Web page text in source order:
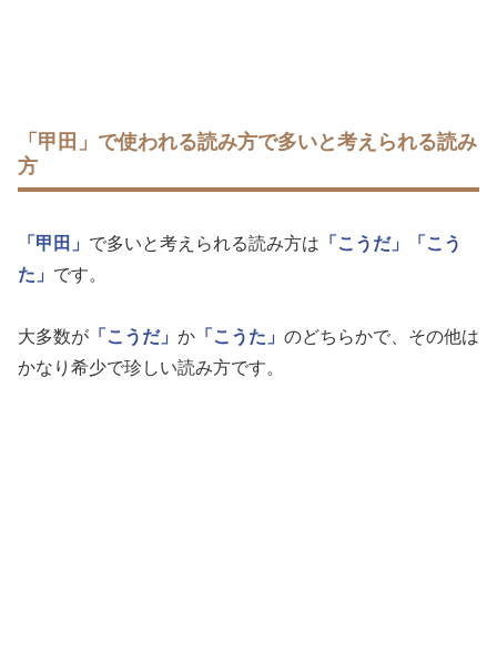
「甲田」で使われる読み方で多いと考えられる読み
方
「甲田」 で多いと考えられる読み方は 「こうだ」
「こう
た」 です。
大多数が 「こうだ」 か 「こうた」 のどちらかで、その他は
かなり希少で珍しい読み方です。